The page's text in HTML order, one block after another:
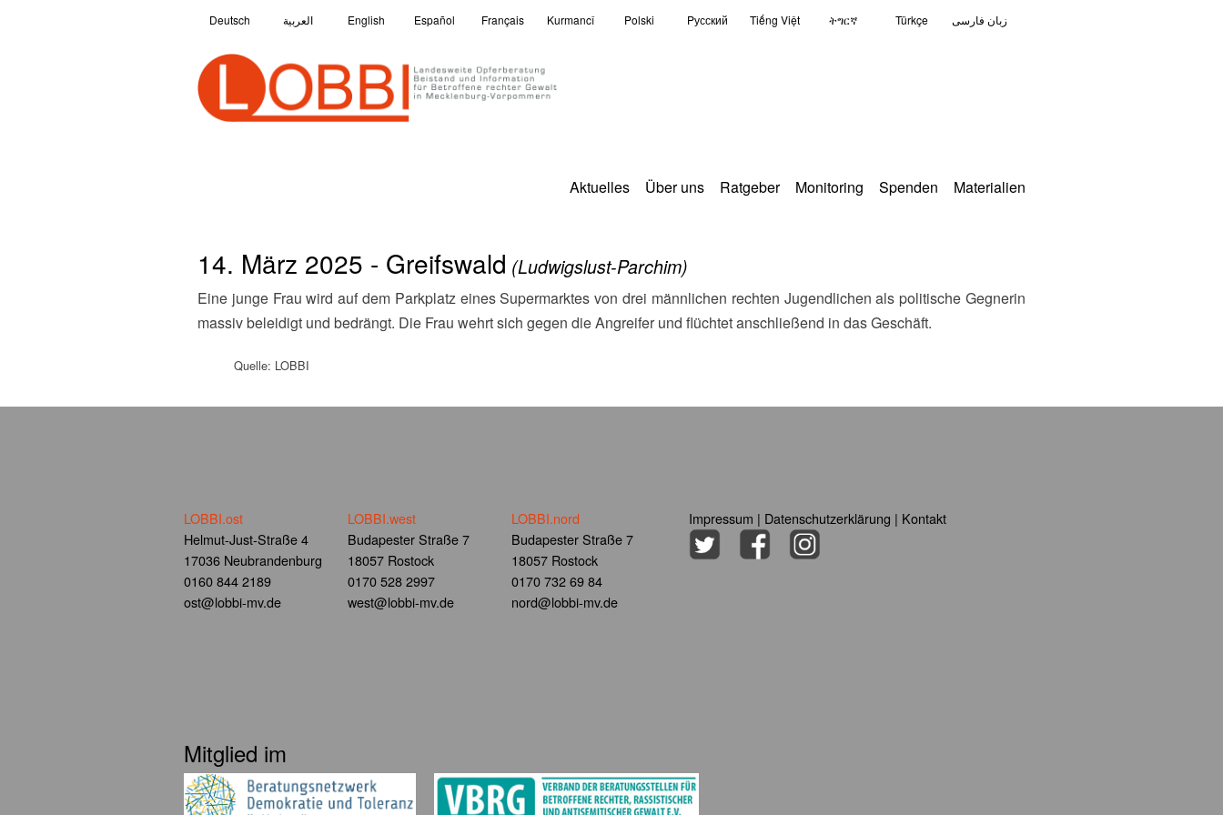
Deutsch العربية English Español Français Kurmancî Polski Pусский Tiếng Việt ትግርኛ Türkçe زبان فارسی
Aktuelles Über uns Ratgeber Monitoring Spenden Materialien
14. März 2025 - Greifswald (Ludwigslust-Parchim)
Eine junge Frau wird auf dem Parkplatz eines Supermarktes von drei männlichen rechten Jugendlichen als politische Gegnerin
massiv beleidigt und bedrängt. Die Frau wehrt sich gegen die Angreifer und flüchtet anschließend in das Geschäft.
Quelle: LOBBI
LOBBI.ost
Helmut-Just-Straße 4
17036 Neubrandenburg
0160 844 2189
ost@lobbi-mv.de
LOBBI.west
Budapester Straße 7
18057 Rostock
0170 528 2997
west@lobbi-mv.de
LOBBI.nord
Budapester Straße 7
18057 Rostock
0170 732 69 84
nord@lobbi-mv.de
Impressum | Datenschutzerklärung | Kontakt
Mitglied im